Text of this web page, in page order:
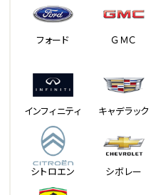
フォード ＧＭＣ
インフィニティ キャデラック
シトロエン シボレー